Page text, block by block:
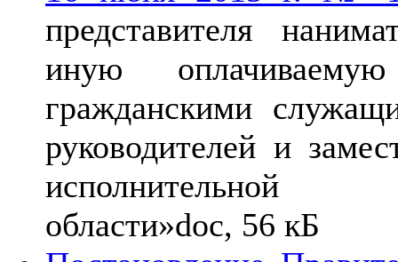
представителя
иную
гражданскими
руководителей и
исполнительной
области»doc, 56 кБ